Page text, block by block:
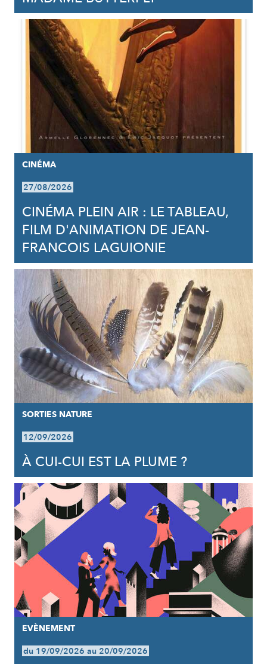
CINÉMA
27/08/2026
CINÉMA PLEIN AIR : LE TABLEAU,
FILM D'ANIMATION DE JEAN-
FRANCOIS LAGUIONIE
SORTIES NATURE
12/09/2026
À CUI-CUI EST LA PLUME ?
EVÈNEMENT
du 19/09/2026 au 20/09/2026